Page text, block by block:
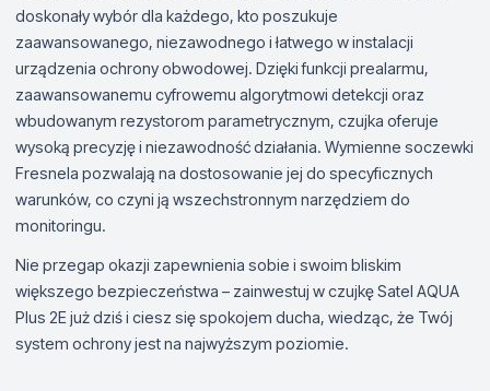
doskonały wybór dla każdego, kto poszukuje
zaawansowanego, niezawodnego i łatwego w instalacji
urządzenia ochrony obwodowej. Dzięki funkcji prealarmu,
zaawansowanemu cyfrowemu algorytmowi detekcji oraz
wbudowanym rezystorom parametrycznym, czujka oferuje
wysoką precyzję i niezawodność działania. Wymienne soczewki
Fresnela pozwalają na dostosowanie jej do specyficznych
warunków, co czyni ją wszechstronnym narzędziem do
monitoringu.
Nie przegap okazji zapewnienia sobie i swoim bliskim
większego bezpieczeństwa – zainwestuj w czujkę Satel AQUA
Plus 2E już dziś i ciesz się spokojem ducha, wiedząc, że Twój
system ochrony jest na najwyższym poziomie.